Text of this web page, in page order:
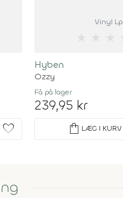
favorite
Vinyl Lp
Hyben
Ozzy
Få på lager
239,95 kr
shopping_bag LÆG I KURV